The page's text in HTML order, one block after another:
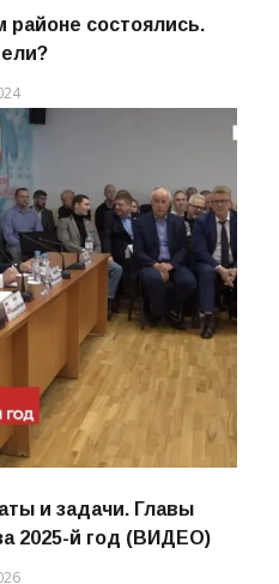
состоялись.
и задачи. Главы
2025-й год (ВИДЕО)